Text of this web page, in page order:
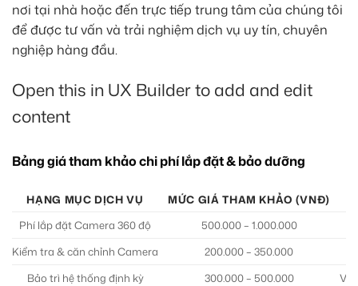
nơi tại nhà hoặc đến trực tiếp trung tâm của chúng tôi
để được tư vấn và trải nghiệm dịch vụ uy tín, chuyên
nghiệp hàng đầu.
Open this in UX Builder to add and edit
content
Bảng giá tham khảo chi phí lắp đặt & bảo dưỡng
HẠNG MỤC DỊCH VỤ
MỨC GIÁ THAM KHẢO (VNĐ)
Phí lắp đặt Camera 360 độ
500.000 – 1.000.000
Kiểm tra & căn chỉnh Camera
200.000 – 350.000
Bảo trì hệ thống định kỳ
300.000 – 500.000
Vệ